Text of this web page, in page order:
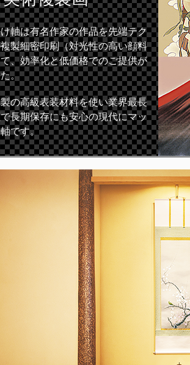
軸は有名作家の作品を先端テク
製細密印刷（対光性の高い顔料
、効率化と低価格でのご提供が
。
の高級表装材料を使い業界最長
長期保存にも安心の現代にマッ
です。